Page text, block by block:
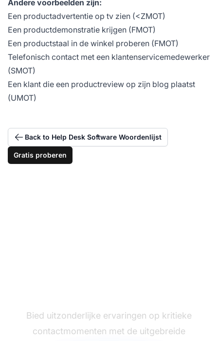
Andere voorbeelden zijn:
Een productadvertentie op tv zien (<ZMOT)
Een productdemonstratie krijgen (FMOT)
Een productstaal in de winkel proberen (FMOT)
Telefonisch contact met een klantenservicemedewerker
(SMOT)
Een klant die een productreview op zijn blog plaatst
(UMOT)
Back to Help Desk Software Woordenlijst
Gratis proberen
Bied uitzonderlijke ervaringen op kritieke
contactmomenten met de uitgebreide